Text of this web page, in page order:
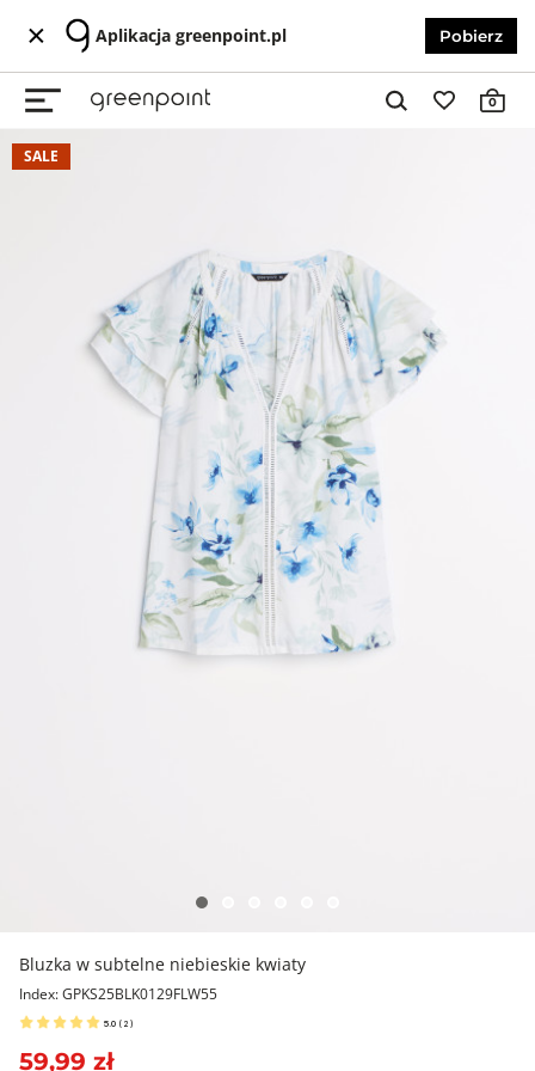
Aplikacja greenpoint.pl Pobierz
0
SALE
Bluzka w subtelne niebieskie kwiaty
Index: GPKS25BLK0129FLW55
5.0 ( 2 )
59,99 zł